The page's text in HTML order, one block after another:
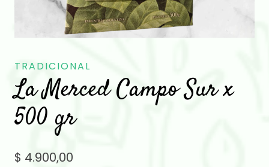
TRADICIONAL
La Merced Campo Sur x
500 gr
$ 4.900,00